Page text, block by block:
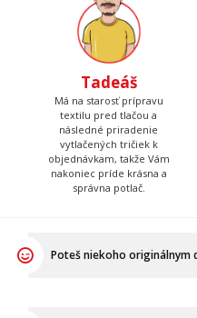
Tadeáš
Má na starosť prípravu
textilu pred tlačou a
následné priradenie
vytlačených tričiek k
objednávkam, takže Vám
nakoniec príde krásna a
správna potlač.
Poteš niekoho originálnym